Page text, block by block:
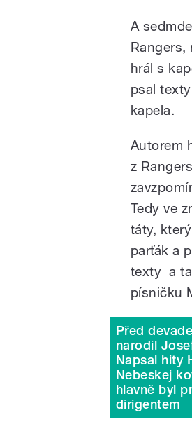
A
Rangers,
hrál s
psal
kapela.
Autorem
z
Tedy ve
táty,
parťák a
texty a
písničku
Před
narodil
Napsal hity
Nebeskej
hlavně byl
dirigentem